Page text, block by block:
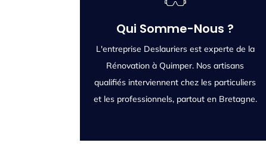
Qui Somme-Nous ?
L'entreprise Deslauriers est experte de la
Rénovation à Quimper. Nos artisans
qualifiés interviennent chez les particuliers
et les professionnels, partout en Bretagne.
Qui Sommes-Nous ?
L'entreprise Deslauriers est experte de la
Rénovation à Quimper. Nos artisans
qualifiés interviennent chez les particuliers
et les professionnels, partout en Bretagne.